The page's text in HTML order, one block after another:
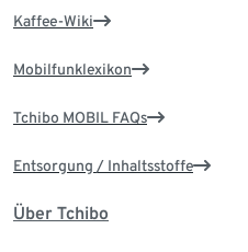
Kaffee-Wiki
Mobilfunklexikon
Tchibo MOBIL FAQs
Entsorgung / Inhaltsstoffe
Über Tchibo